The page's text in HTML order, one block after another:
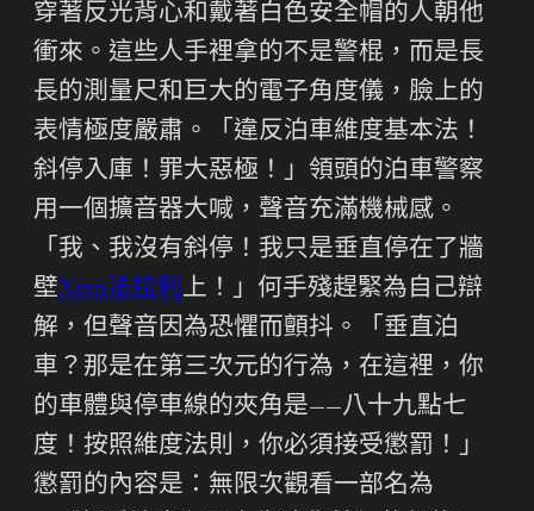
穿著反光背心和戴著白色安全帽的人朝他
衝來。這些人手裡拿的不是警棍，而是長
長的測量尺和巨大的電子角度儀，臉上的
表情極度嚴肅。「違反泊車維度基本法！
斜停入庫！罪大惡極！」領頭的泊車警察
用一個擴音器大喊，聲音充滿機械感。
「我、我沒有斜停！我只是垂直停在了牆
壁Xten法拉利上！」何手殘趕緊為自己辯
解，但聲音因為恐懼而顫抖。「垂直泊
車？那是在第三次元的行為，在這裡，你
的車體與停車線的夾角是——八十九點七
度！按照維度法則，你必須接受懲罰！」
懲罰的內容是：無限次觀看一部名為